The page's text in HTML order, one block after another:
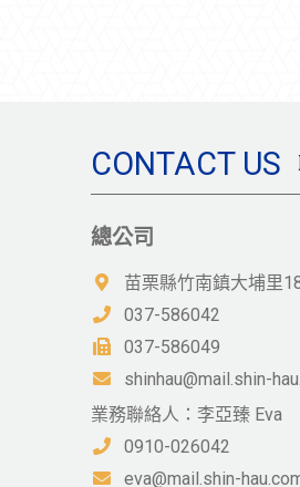
CONTACT US
總公司
苗栗縣竹南鎮大埔里
037-586042
037-586049
shinhau@mail.shin-
業務聯絡人：李亞臻 Eva
0910-026042
eva@mail.shin-